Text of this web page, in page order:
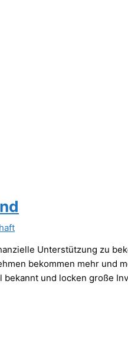
Unterstützung zu
bekommen mehr
und locken große